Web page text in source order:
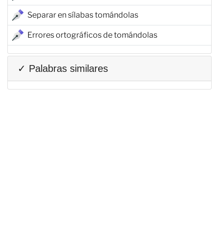
Separar en sílabas tomándolas
Errores ortográficos de tomándolas
✓ Palabras similares